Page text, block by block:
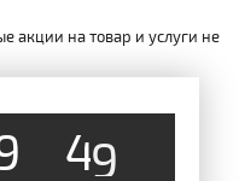
акции на товар и услуги не
48